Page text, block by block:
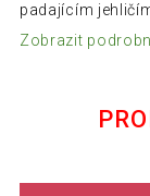
padajícím
Zobrazit